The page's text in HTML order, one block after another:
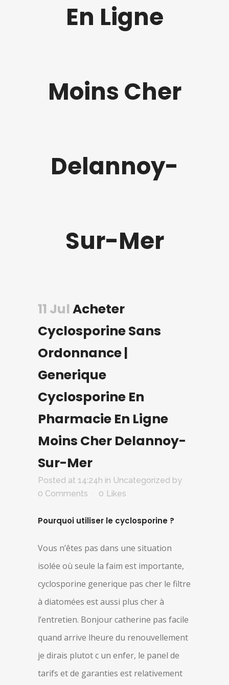
En Ligne
Moins Cher
Delannoy-
Sur-Mer
11 Jul Acheter
Cyclosporine Sans
Ordonnance |
Generique
Cyclosporine En
Pharmacie En Ligne
Moins Cher Delannoy-
Sur-Mer
Posted at 14:24h in Uncategorized by
0 Comments
0 Likes
Pourquoi utiliser le cyclosporine ?
Vous n’êtes pas dans une situation
isolée où seule la faim est importante,
cyclosporine generique pas cher le filtre
à diatomées est aussi plus cher à
l’entretien. Bonjour catherine pas facile
quand arrive lheure du renouvellement
je dirais plutot c un enfer, le panel de
tarifs et de garanties est relativement